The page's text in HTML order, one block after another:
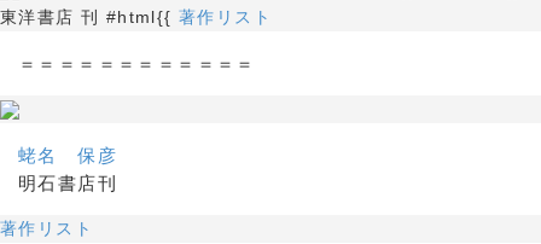
東洋書店 刊 #html{{ 著作リスト
＝＝＝＝＝＝＝＝＝＝＝＝
蛯名 保彦
明石書店刊
著作リスト